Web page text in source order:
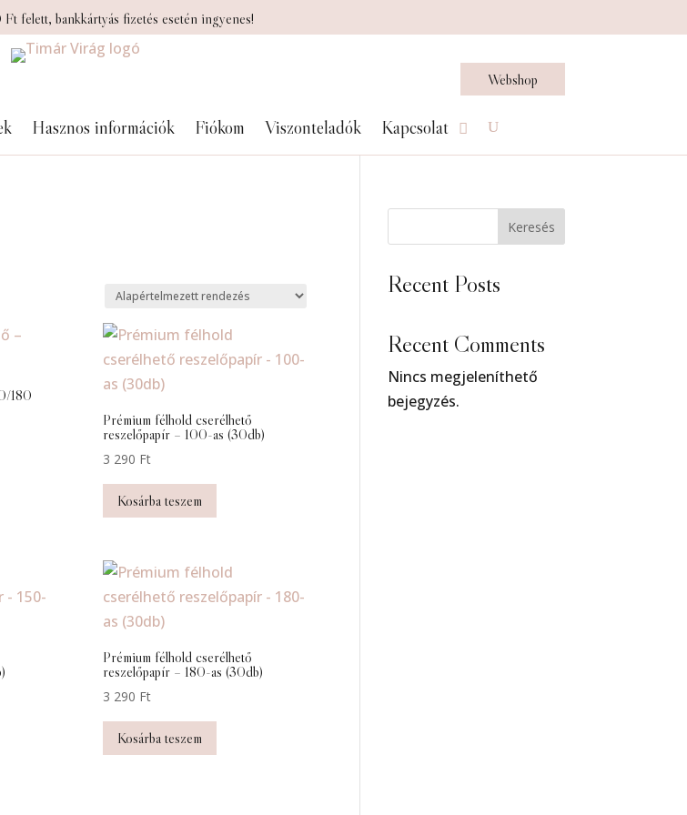
felett, bankkártyás fizetés esetén ingyenes!
Webshop
Hasznos információk Fiókom Viszonteladók Kapcsolat
180
Prémium félhold cserélhető
reszelőpapír – 100-as (30db)
3 290 Ft
Kosárba teszem
Prémium félhold cserélhető
reszelőpapír – 180-as (30db)
3 290 Ft
Kosárba teszem
Keresés
Recent Posts
Recent Comments
Nincs megjeleníthető
bejegyzés.